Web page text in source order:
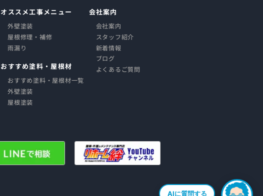
オススメ工事メニュー
外壁塗装
屋根修理・補修
雨漏り
おすすめ塗料・屋根材
おすすめ塗料・屋根材一覧
外壁塗装
屋根塗装
会社案内
会社案内
スタッフ紹介
新着情報
ブログ
よくあるご質問
AIに質問する